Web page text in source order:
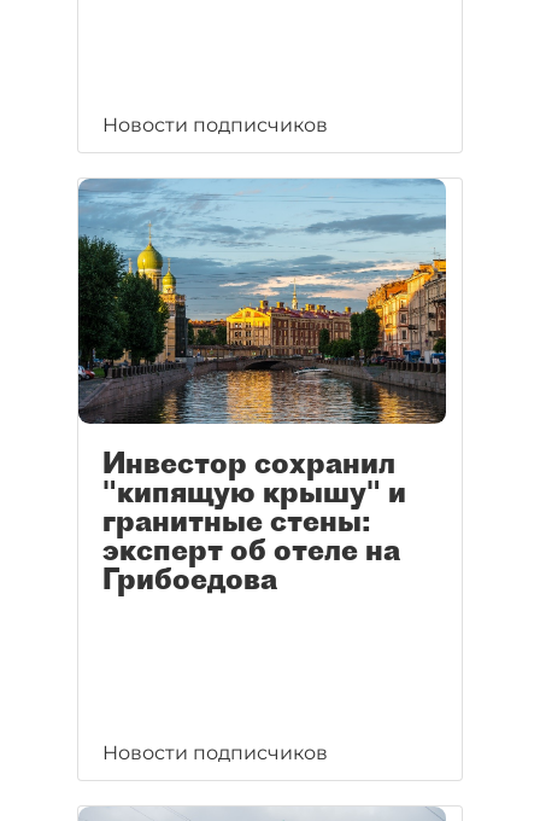
Новости подписчиков
Инвестор сохранил
"кипящую крышу" и
гранитные стены:
эксперт об отеле на
Грибоедова
Новости подписчиков